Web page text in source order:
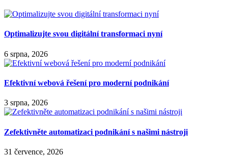
Optimalizujte svou digitální transformaci nyní
6 srpna, 2026
Efektivní webová řešení pro moderní podnikání
3 srpna, 2026
Zefektivněte automatizaci podnikání s našimi nástroji
31 července, 2026